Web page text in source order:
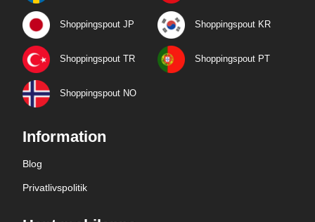
Shoppingspout JP Shoppingspout KR
Shoppingspout TR Shoppingspout PT
Shoppingspout NO
Information
Blog
Privatlivspolitik